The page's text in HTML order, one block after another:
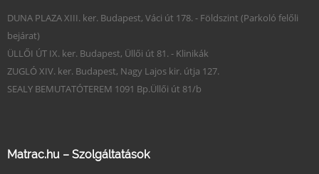
DUNA PLAZA XIII. ker. Budapest, Váci út 178. - Földszint (Parkoló felőli
bejárat)
ÜLLŐI ÚT IX. ker. Budapest, Üllői út 81. - Klinikák
ZUGLÓ XIV. ker. Budapest, Nagy Lajos kir. útja 127.
SEALY BEMUTATÓTEREM 1091 Bp.Üllői út 81/b
Matrac.hu – Szolgáltatások